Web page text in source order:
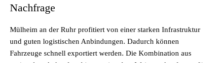
Nachfrage
Mülheim an der Ruhr profitiert von einer starken Infrastruktur
und guten logistischen Anbindungen. Dadurch können
Fahrzeuge schnell exportiert werden. Die Kombination aus